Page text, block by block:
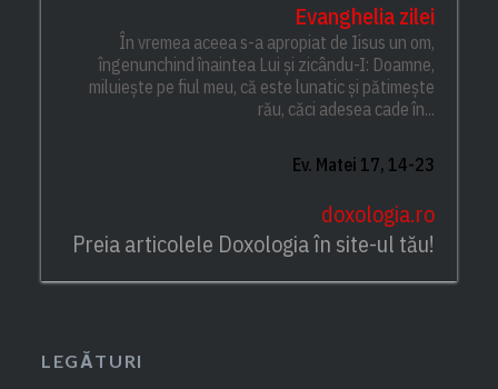
Evanghelia zilei
În vremea aceea s-a apropiat de Iisus un om,
îngenunchind înaintea Lui și zicându-I: Doamne,
miluiește pe fiul meu, că este lunatic și pătimește
rău, căci adesea cade în...
Ev. Matei 17, 14-23
doxologia.ro
Preia articolele Doxologia în site-ul tău!
LEGĂTURI